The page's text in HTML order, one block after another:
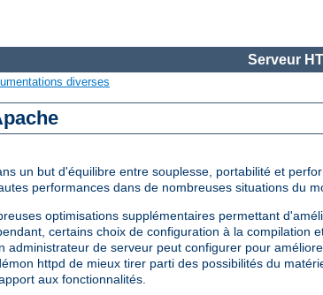
Serveur
diverses
un but d'équilibre entre souplesse, portabilité et
performances dans de nombreuses situations du
optimisations supplémentaires permettant
certains choix de configuration à la compilation
de serveur peut configurer pour
httpd de mieux tirer parti des possibilités du
aux fonctionnalités.